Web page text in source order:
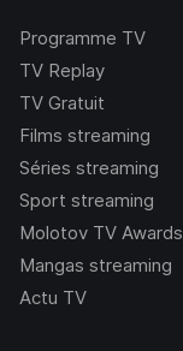
Programme TV
TV Replay
TV Gratuit
Films streaming
Séries streaming
Sport streaming
Molotov TV Awards
Mangas streaming
Actu TV